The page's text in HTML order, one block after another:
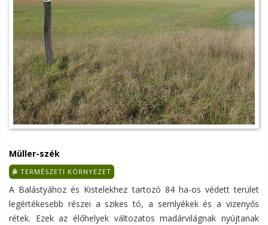
Müller-szék
TERMÉSZETI KÖRNYEZET
A Balástyához és Kistelekhez tartozó 84 ha-os védett terület
legértékesebb részei a szikes tó, a semlyékek és a vizenyős
rétek. Ezek az élőhelyek változatos madárvilágnak nyújtanak